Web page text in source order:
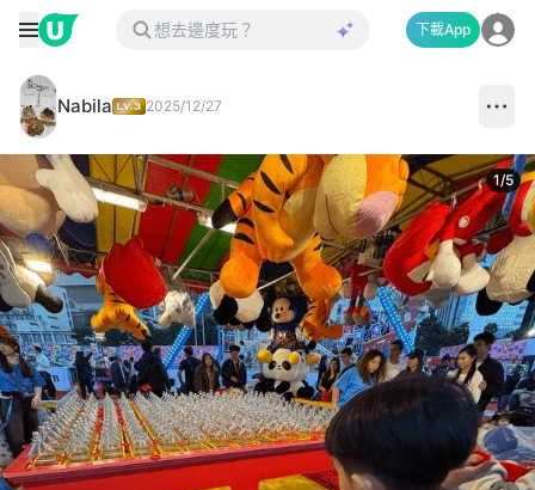
下載App
Nabila 2025/12/27
1/5